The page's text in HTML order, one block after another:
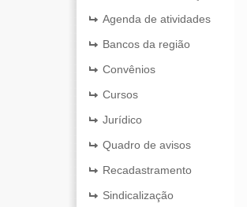
Agenda de atividades
Bancos da região
Convênios
Cursos
Jurídico
Quadro de avisos
Recadastramento
Sindicalização